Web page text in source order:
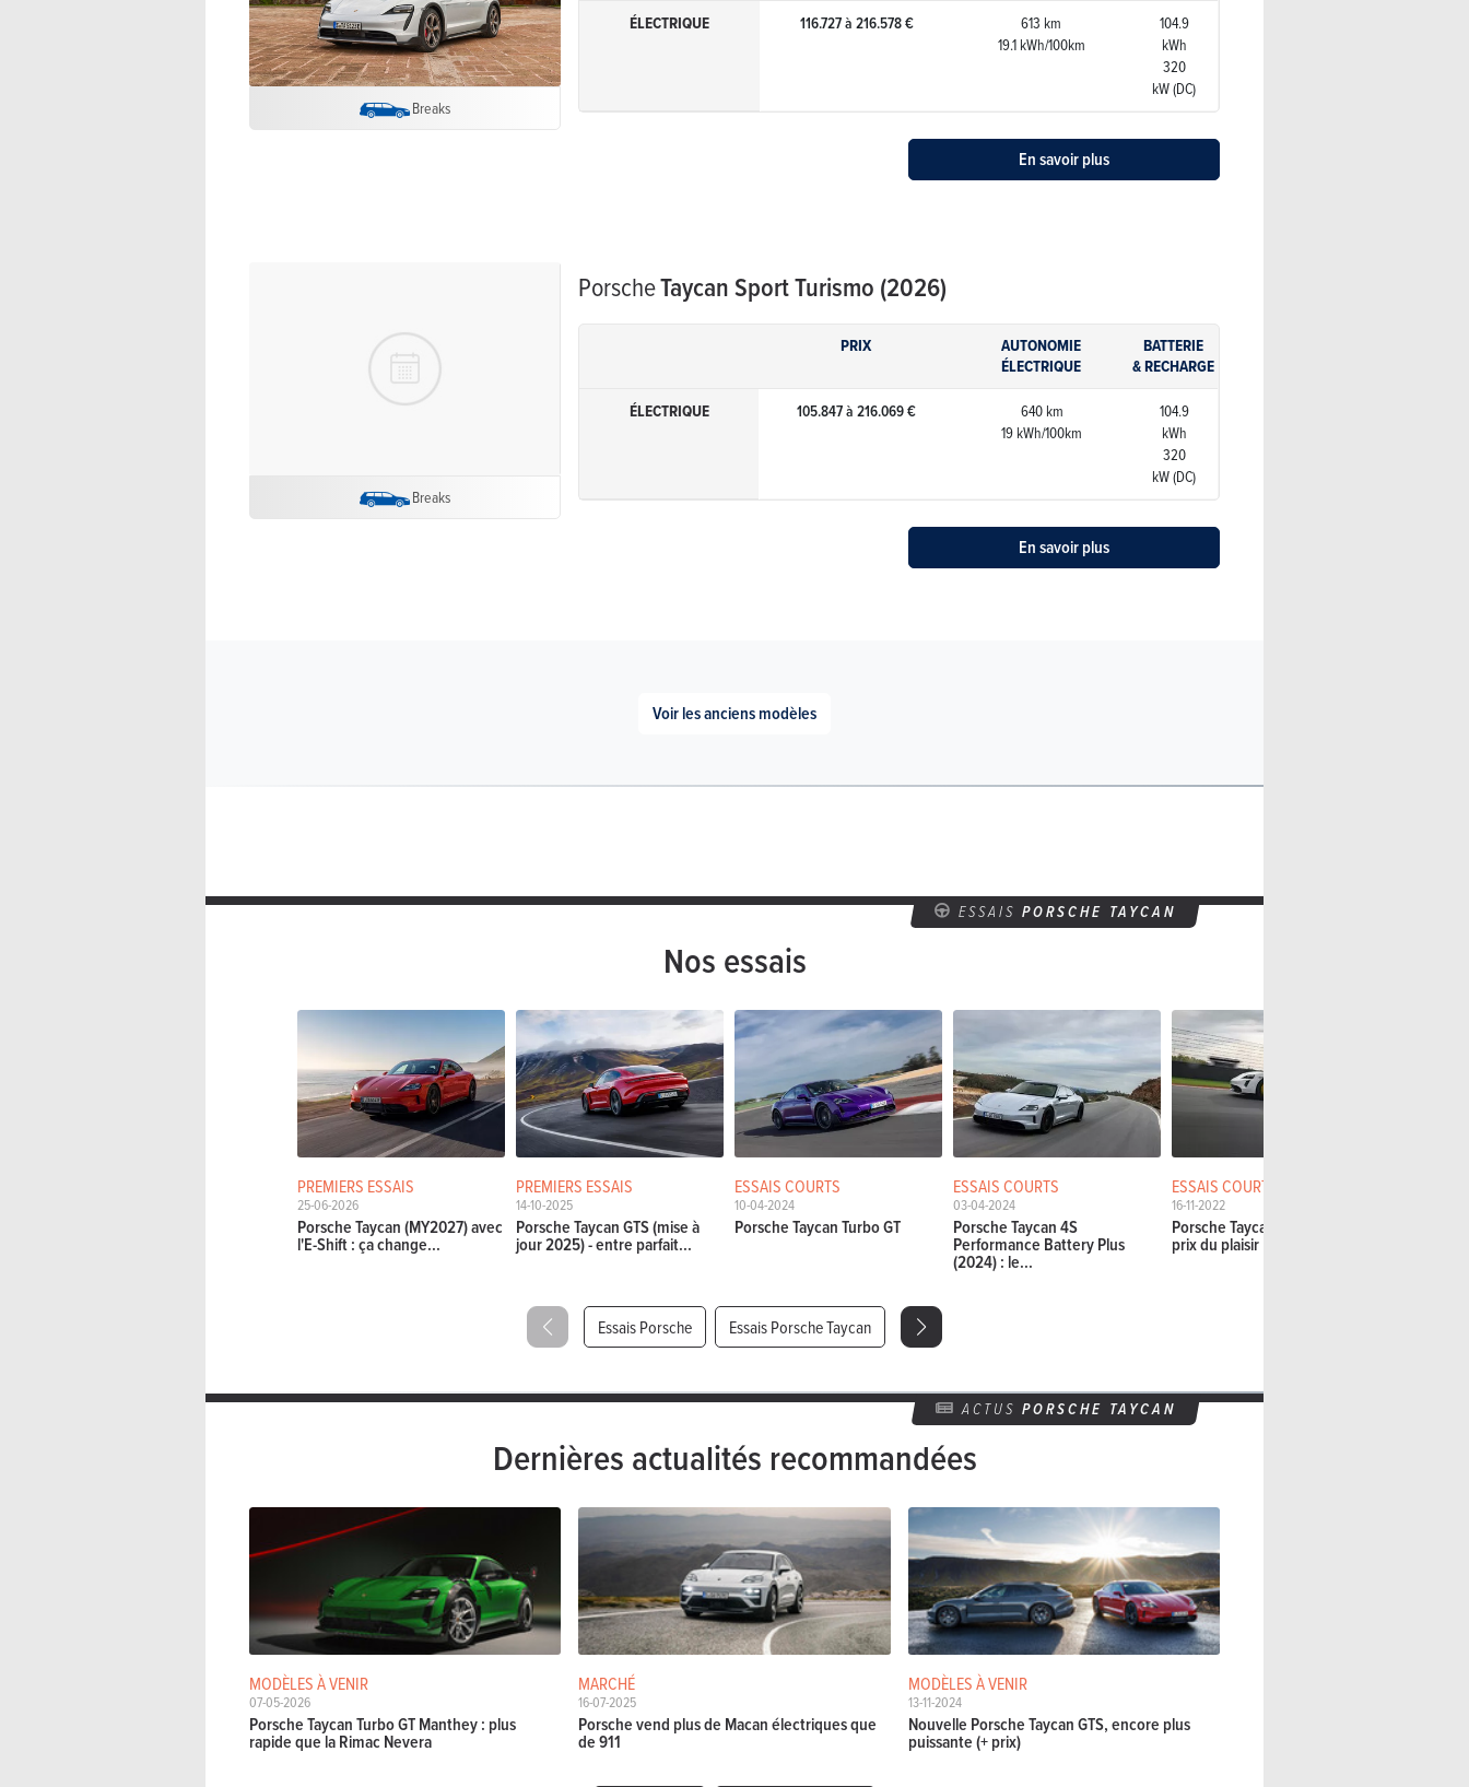
Breaks
ÉLECTRIQUE
116.727 à 216.578 €
613 km
19.1 kWh/100km
104.9
kWh
320
kW (DC)
En savoir plus
Breaks
PorscheTaycan Sport Turismo (2026)
PRIX
AUTONOMIE
ÉLECTRIQUE
BATTERIE
& RECHARGE
ÉLECTRIQUE
105.847 à 216.069 €
640 km
19 kWh/100km
104.9
kWh
320
kW (DC)
En savoir plus
Voir les anciens modèles
ESSAIS PORSCHE TAYCAN
Nos essais
PREMIERS ESSAIS
25-06-2026
Porsche Taycan (MY2027) avec
l'E-Shift : ça change...
PREMIERS ESSAIS
14-10-2025
Porsche Taycan GTS (mise à
jour 2025) - entre parfait...
ESSAIS COURTS
10-04-2024
Porsche Taycan Turbo GT
ESSAIS COURTS
03-04-2024
Porsche Taycan 4S
Performance Battery Plus
(2024) : le...
ESSAIS COURTS
16-11-2022
Porsche Taycan Turbo S : le
prix du plaisir
Essais Porsche Essais Porsche Taycan
ACTUS PORSCHE TAYCAN
Dernières actualités recommandées
MODÈLES À VENIR
07-05-2026
Porsche Taycan Turbo GT Manthey : plus
rapide que la Rimac Nevera
MARCHÉ
16-07-2025
Porsche vend plus de Macan électriques que
de 911
MODÈLES À VENIR
13-11-2024
Nouvelle Porsche Taycan GTS, encore plus
puissante (+ prix)